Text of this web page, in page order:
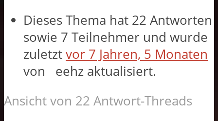
Dieses Thema hat 22 Antworten
sowie 7 Teilnehmer und wurde
zuletzt vor 7 Jahren, 5 Monaten
von
eehz aktualisiert.
Ansicht von 22 Antwort-Threads